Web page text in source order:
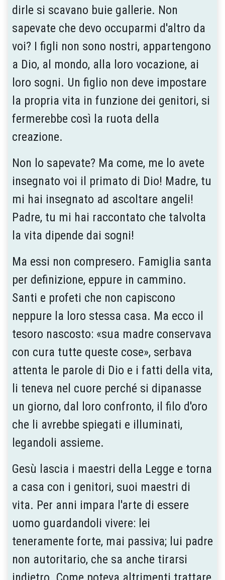
dirle si scavano buie gallerie. Non
sapevate che devo occuparmi d'altro da
voi? I figli non sono nostri, appartengono
a Dio, al mondo, alla loro vocazione, ai
loro sogni. Un figlio non deve impostare
la propria vita in funzione dei genitori, si
fermerebbe così la ruota della
creazione.
Non lo sapevate? Ma come, me lo avete
insegnato voi il primato di Dio! Madre, tu
mi hai insegnato ad ascoltare angeli!
Padre, tu mi hai raccontato che talvolta
la vita dipende dai sogni!
Ma essi non compresero. Famiglia santa
per definizione, eppure in cammino.
Santi e profeti che non capiscono
neppure la loro stessa casa. Ma ecco il
tesoro nascosto: «sua madre conservava
con cura tutte queste cose», serbava
attenta le parole di Dio e i fatti della vita,
li teneva nel cuore perché si dipanasse
un giorno, dal loro confronto, il filo d'oro
che li avrebbe spiegati e illuminati,
legandoli assieme.
Gesù lascia i maestri della Legge e torna
a casa con i genitori, suoi maestri di
vita. Per anni impara l'arte di essere
uomo guardandoli vivere: lei
teneramente forte, mai passiva; lui padre
non autoritario, che sa anche tirarsi